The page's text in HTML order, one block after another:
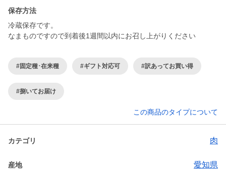
保存方法
冷蔵保存です。
なまものですので到着後1週間以内にお召し上がりください
#固定種･在来種 #ギフト対応可 #訳あってお買い得
#捌いてお届け
この商品のタイプについて
カテゴリ 肉
産地 愛知県